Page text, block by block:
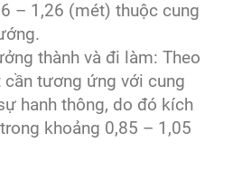
– 1,26 (mét) thuộc cung
thành và đi làm: Theo
cần tương ứng với cung
hanh thông, do đó kích
khoảng 0,85 – 1,05